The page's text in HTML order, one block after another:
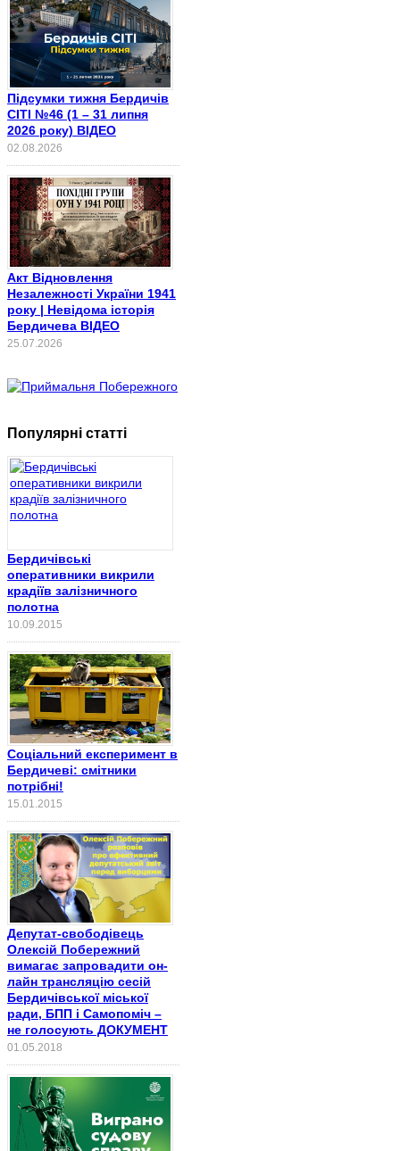
Підсумки тижня Бердичів
СІТІ №46 (1 – 31 липня
2026 року) ВІДЕО
02.08.2026
Акт Відновлення
Незалежності України 1941
року | Невідома історія
Бердичева ВІДЕО
25.07.2026
Популярні статті
Бердичівські
оперативники викрили
крадіїв залізничного
полотна
10.09.2015
Соціальний експеримент в
Бердичеві: смітники
потрібні!
15.01.2015
Депутат-свободівець
Олексій Побережний
вимагає запровадити он-
лайн трансляцію сесій
Бердичівської міської
ради, БПП і Самопоміч –
не голосують ДОКУМЕНТ
01.05.2018